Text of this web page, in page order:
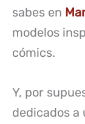
sabes en
modelos
cómics.
Y, por
dedicados a